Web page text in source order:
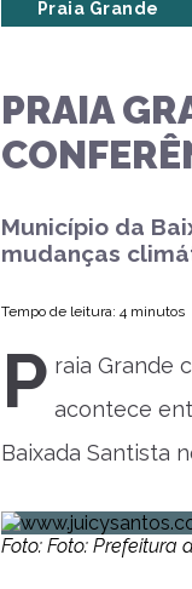
Praia Grande
PRAIA
Município da
mudanças
Tempo de leitura: 4 minutos
P raia Grande
acontece
Baixada Santista
Foto: Foto: